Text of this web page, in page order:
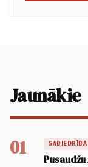
Jaunākie
01 SABIEDRĪBA